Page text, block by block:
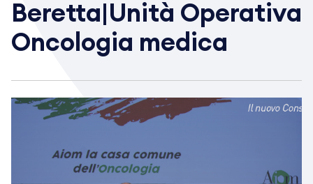
Beretta|Unità Operativa
Oncologia medica